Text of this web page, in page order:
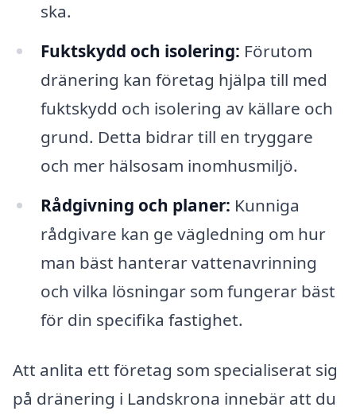
ska.
Fuktskydd och isolering: Förutom
dränering kan företag hjälpa till med
fuktskydd och isolering av källare och
grund. Detta bidrar till en tryggare
och mer hälsosam inomhusmiljö.
Rådgivning och planer: Kunniga
rådgivare kan ge vägledning om hur
man bäst hanterar vattenavrinning
och vilka lösningar som fungerar bäst
för din specifika fastighet.
Att anlita ett företag som specialiserat sig
på dränering i Landskrona innebär att du